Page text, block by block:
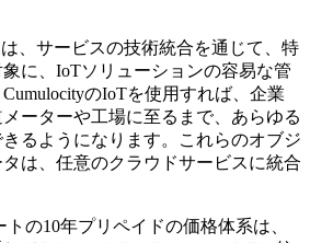
、サービスの技術統合を通じて、特
に、IoTソリューションの容易な管
のIoTを使用すれば、企業
ーターや工場に至るまで、あらゆる
るようになります。これらのオブジ
は、任意のクラウドサービスに統合
の10年プリペイドの価格体系は、